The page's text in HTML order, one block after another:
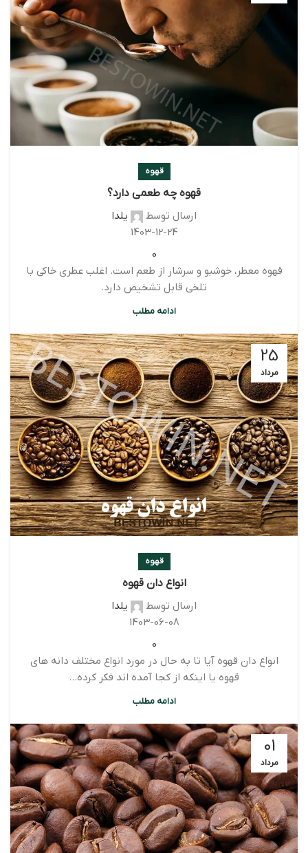
قهوه
قهوه چه طعمی دارد؟
ارسال توسط
یلدا
1403-12-24
0
قهوه معطر، خوشبو و سرشار از طعم است. اغلب عطری خاکی با
تلخی قابل تشخیص دارد.
ادامه مطلب
25
مرداد
قهوه
انواع دان قهوه
ارسال توسط
یلدا
1403-06-08
0
انواع دان قهوه آیا تا به حال در مورد انواع مختلف دانه های
قهوه یا اینکه از کجا آمده اند فکر کرده...
ادامه مطلب
01
مرداد